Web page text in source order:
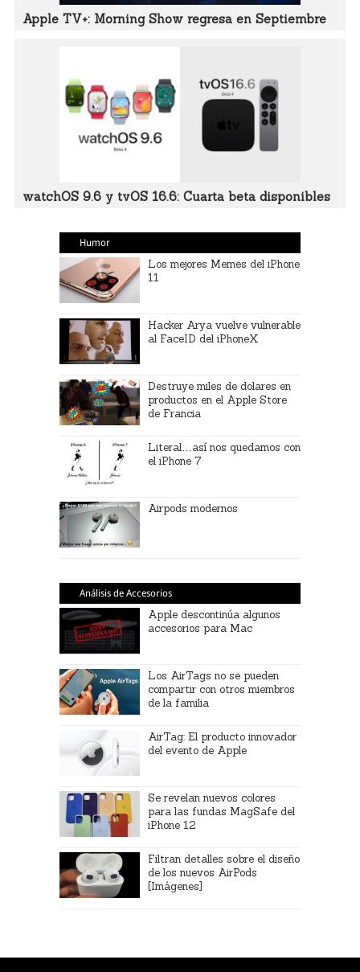
Apple TV+: Morning Show regresa en Septiembre
watchOS 9.6 y tvOS 16.6: Cuarta beta disponibles
Humor
Los mejores Memes del iPhone
11
Hacker Arya vuelve vulnerable
al FaceID del iPhoneX
Destruye miles de dolares en
productos en el Apple Store
de Francia
Literal…así nos quedamos con
el iPhone 7
Airpods modernos
Análisis de Accesorios
Apple descontinúa algunos
accesorios para Mac
Los AirTags no se pueden
compartir con otros miembros
de la familia
AirTag: El producto innovador
del evento de Apple
Se revelan nuevos colores
para las fundas MagSafe del
iPhone 12
Filtran detalles sobre el diseño
de los nuevos AirPods
[Imágenes]